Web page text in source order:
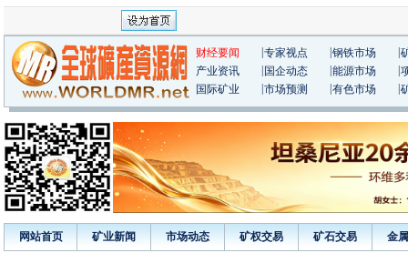
财经要闻 专家视点 钢铁市场
产业资讯
国企动态 能源市场
国际矿业
市场预测 有色市场
网站首页 矿业新闻 市场动态 矿权交易 矿石交易 金